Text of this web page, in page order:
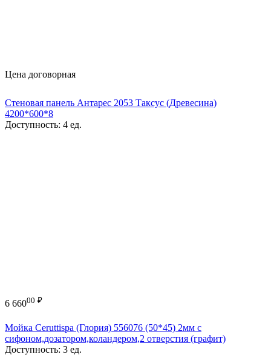
Цена договорная
Стеновая панель Антарес 2053 Таксус (Древесина)
4200*600*8
Доступность: 4 ед.
6 66000 ₽
Мойка Ceruttispa (Глория) 556076 (50*45) 2мм с
сифоном,дозатором,коландером,2 отверстия (графит)
Доступность: 3 ед.